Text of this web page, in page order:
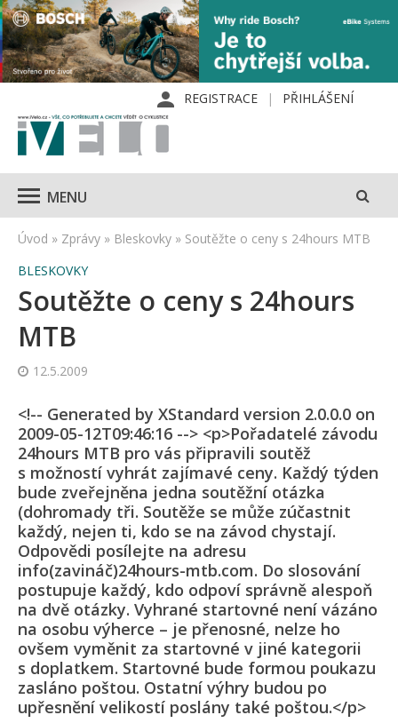
REGISTRACE PŘIHLÁŠENÍ
MENU
Úvod » Zprávy » Bleskovky » Soutěžte o ceny s 24hours MTB
BLESKOVKY
Soutěžte o ceny s 24hours
MTB
12.5.2009
<!-- Generated by XStandard version 2.0.0.0 on
2009-05-12T09:46:16 --> <p>Pořadatelé závodu
24hours MTB pro vás připravili soutěž
s možností vyhrát zajímavé ceny. Každý týden
bude zveřejněna jedna soutěžní otázka
(dohromady tři. Soutěže se může zúčastnit
každý, nejen ti, kdo se na závod chystají.
Odpovědi posílejte na adresu
info(zavináč)24hou­rs-mtb.com. Do slosování
postupuje každý, kdo odpoví správně alespoň
na dvě otázky. Vyhrané startovné není vázáno
na osobu výherce – je přenosné, nelze ho
ovšem vyměnit za startovné v jiné kategorii
s doplatkem. Startovné bude formou poukazu
zasláno poštou. Ostatní výhry budou po
upřesnění velikostí poslány také poštou.</p>